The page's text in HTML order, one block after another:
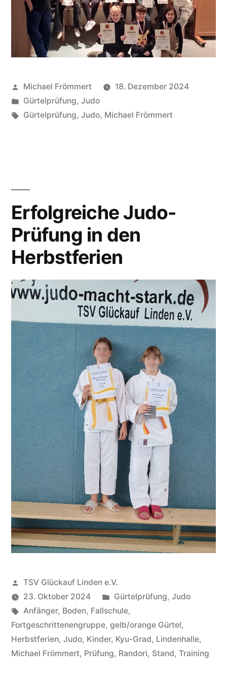
Veröffentlicht
von
Michael Frömmert
18. Dezember 2024
Veröffentlicht
unter
Gürtelprüfung, Judo
Schlagwörter:
Gürtelprüfung, Judo, Michael Frömmert
Erfolgreiche Judo-
Prüfung in den
Herbstferien
Veröffentlicht
von
TSV Glückauf Linden e.V.
23. Oktober 2024
Veröffentlicht
unter
Gürtelprüfung, Judo
Schlagwörter:
Anfänger, Boden, Fallschule,
Fortgeschrittenengruppe, gelb/orange Gürtel,
Herbstferien, Judo, Kinder, Kyu-Grad, Lindenhalle,
Michael Frömmert, Prüfung, Randori, Stand, Training